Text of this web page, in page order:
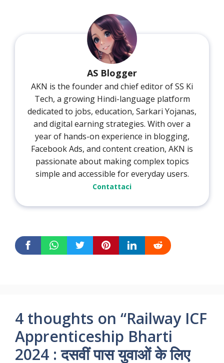
AS Blogger
AKN is the founder and chief editor of SS Ki
Tech, a growing Hindi-language platform
dedicated to jobs, education, Sarkari Yojanas,
and digital earning strategies. With over a
year of hands-on experience in blogging,
Facebook Ads, and content creation, AKN is
passionate about making complex topics
simple and accessible for everyday users.
Contattaci
4 thoughts on “Railway ICF
Apprenticeship Bharti
2024 : दसवीं पास युवाओं के लिए